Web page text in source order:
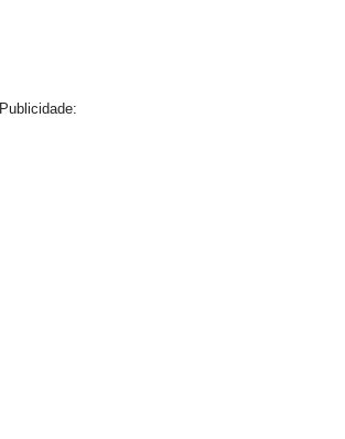
Publicidade: